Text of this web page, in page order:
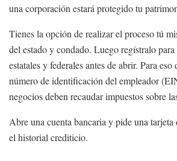
una corporación estará protegido tu
Tienes la opción de realizar el proceso tú
del estado y condado. Luego regístralo
estatales y federales antes de abrir. Para
número de identificación del empleador
negocios deben recaudar impuestos sobre
Abre una cuenta bancaria y pide una
el historial crediticio.